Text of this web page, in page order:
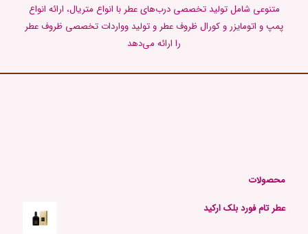
متنوعی شامل تولید تخصصی درب‌های عطر با انواع متریال، ارائه انواع
پمپ و اتومایزر و کورال ظروف عطر و تولید وواردات تخصصی ظروف عطر
را ارائه می‌دهد
محصولات
عطر تام فورد بلک ارکید